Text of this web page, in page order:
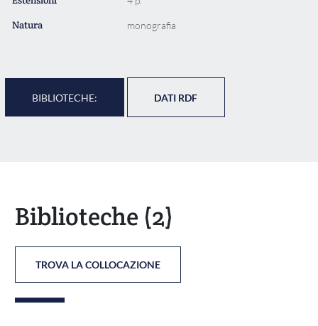
Natura monografia
BIBLIOTECHE: DATI RDF
Biblioteche (2)
TROVA LA COLLOCAZIONE